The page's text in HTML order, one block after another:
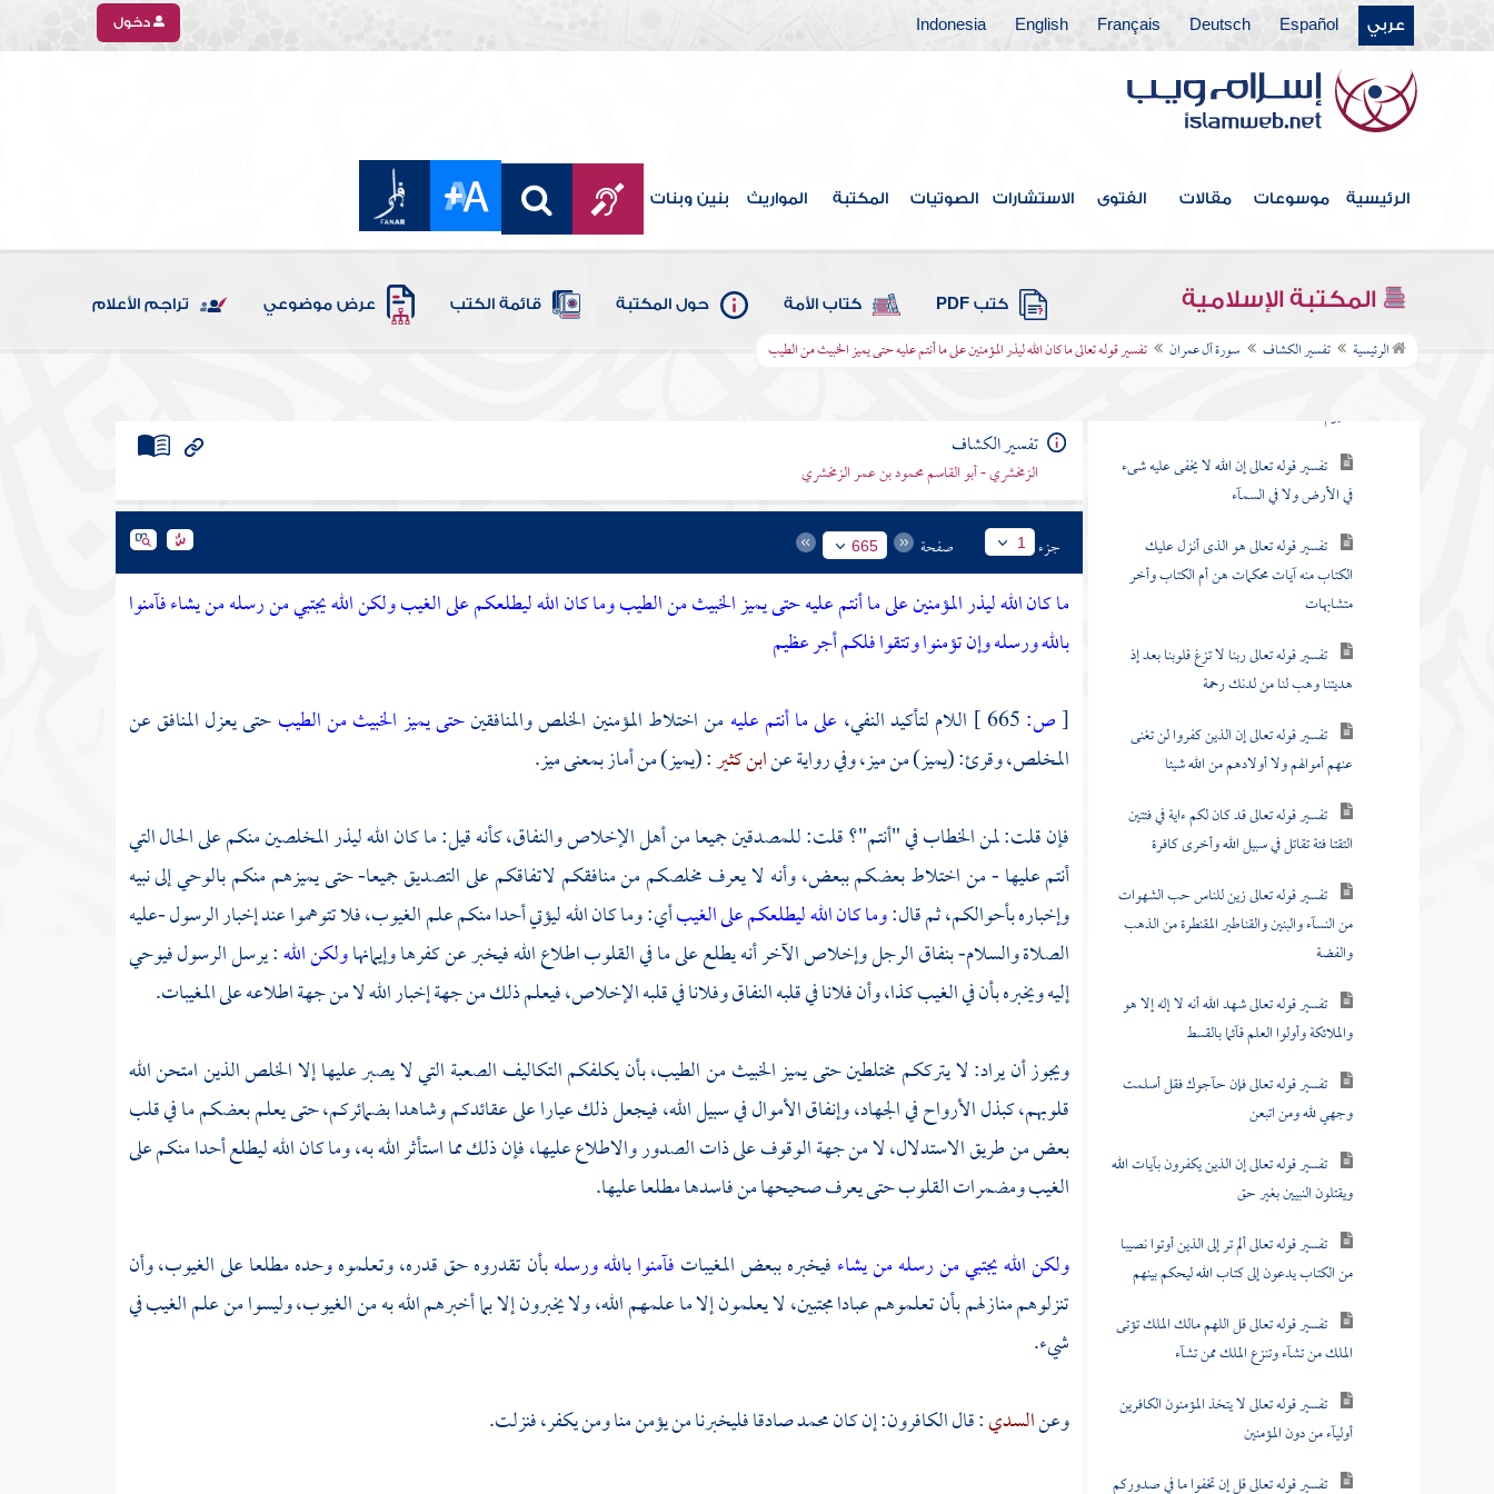
عربي Español
Deutsch
Français
English
Indonesia دخول
الرئيسية موسوعات مقالات الفتوى الاستشارات الصوتيات المكتبة المواريث بنين وبنات
المكتبة الإسلامية كتب PDF كتاب الأمة حول المكتبة قائمة الكتب عرض موضوعي تراجم الأعلام
الرئيسية تفسير الكشاف سورة آل عمران تفسير قوله تعالى ما كان الله ليذر المؤمنين على ما أنتم عليه حتى يميز الخبيث من الطيب
فهرس الكتاب
مقدمة المؤلف
سورة فاتحة الكتاب
سورة البقرة
سورة آل عمران
القيوم
تفسير قوله تعالى إن الله لا يخفى عليه شىء
في الأرض ولا في السمآء
تفسير قوله تعالى هو الذى أنزل عليك
الكتاب منه آيات محكمات هن أم الكتاب وأخر
متشابهات
تفسير قوله تعالى ربنا لا تزغ قلوبنا بعد إذ
هديتنا وهب لنا من لدنك رحمة
تفسير قوله تعالى إن الذين كفروا لن تغنى
عنهم أموالهم ولا أولادهم من الله شيئا
تفسير قوله تعالى قد كان لكم ءاية في فئتين
التقتا فئة تقاتل في سبيل الله وأخرى كافرة
تفسير قوله تعالى زين للناس حب الشهوات
من النسآء والبنين والقناطير المقنطرة من الذهب
والفضة
تفسير قوله تعالى شهد الله أنه لا إله إلا هو
والملائكة وأولوا العلم قآئما بالقسط
تفسير قوله تعالى فإن حآجوك فقل أسلمت
وجهي لله ومن اتبعن
تفسير قوله تعالى إن الذين يكفرون بآيات الله
ويقتلون النبيين بغير حق
تفسير قوله تعالى ألم تر إلى الذين أوتوا نصيبا
من الكتاب يدعون إلى كتاب الله ليحكم بينهم
تفسير قوله تعالى قل اللهم مالك الملك تؤتى
الملك من تشآء وتنزع الملك ممن تشآء
تفسير قوله تعالى لا يتخذ المؤمنون الكافرين
أوليآء من دون المؤمنين
تفسير قوله تعالى قل إن تخفوا ما في صدوركم
تفسير الكشاف
الزمخشري - أبو القاسم محمود بن عمر الزمخشري
جزء 1 صفحة 665
ما كان الله ليذر المؤمنين على ما أنتم عليه حتى يميز الخبيث من الطيب وما كان الله ليطلعكم على الغيب ولكن الله يجتبي من رسله من يشاء فآمنوا
بالله ورسله وإن تؤمنوا وتتقوا فلكم أجر عظيم
[ص: اللام لتأكيد النفي، على ما أنتم عليه من اختلاط المؤمنين الخلص والمنافقينحتى يميز الخبيث من الطيبحتى يعزل المنافق عن
المخلص، وقرئ: (يميز) من ميز، وفي رواية عنابن كثير: (يميز) من أماز بمعنى ميز.
فإن قلت: لمن الخطاب في "أنتم"؟ قلت: للمصدقين جميعا من أهل الإخلاص والنفاق، كأنه قيل: ما كان الله ليذر المخلصين منكم على الحال التي
أنتم عليها - من اختلاط بعضكم ببعض، وأنه لا يعرف مخلصكم من منافقكم لاتفاقكم على التصديق جميعا- حتى يميزهم منكم بالوحي إلى نبيه
وإخباره بأحوالكم، ثم قال:وما كان الله ليطلعكم على الغيبأي: وما كان الله ليؤتي أحدا منكم علم الغيوب، فلا تتوهموا عند إخبار الرسول -عليه
الصلاة والسلام- بنفاق الرجل وإخلاص الآخر أنه يطلع على ما في القلوب اطلاع الله فيخبر عن كفرها وإيمانهاولكن الله: يرسل الرسول فيوحي
إليه ويخبره بأن في الغيب كذا، وأن فلانا في قلبه النفاق وفلانا في قلبه الإخلاص، فيعلم ذلك من جهة إخبار الله لا من جهة اطلاعه على المغيبات.
ويجوز أن يراد: لا يترككم مختلطين حتى يميز الخبيث من الطيب، بأن يكلفكم التكاليف الصعبة التي لا يصبر عليها إلا الخلص الذين امتحن الله
قلوبهم، كبذل الأرواح في الجهاد، وإنفاق الأموال في سبيل الله، فيجعل ذلك عيارا على عقائدكم وشاهدا بضمائركم، حتى يعلم بعضكم ما في قلب
بعض من طريق الاستدلال، لا من جهة الوقوف على ذات الصدور والاطلاع عليها، فإن ذلك مما استأثر الله به، وما كان الله ليطلع أحدا منكم على
الغيب ومضمرات القلوب حتى يعرف صحيحها من فاسدها مطلعا عليها.
ولكن الله يجتبي من رسله من يشاءفيخبره ببعض المغيباتفآمنوا بالله ورسلهبأن تقدروه حق قدره، وتعلموه وحده مطلعا على الغيوب، وأن
تنزلوهم منازلهم بأن تعلموهم عبادا مجتبين، لا يعلمون إلا ما علمهم الله، ولا يخبرون إلا بما أخبرهم الله به من الغيوب، وليسوا من علم الغيب في
شيء.
وعنالسدي: قال الكافرون: إن كانمحمدصادقا فليخبرنا من يؤمن منا ومن يكفر، فنزلت.